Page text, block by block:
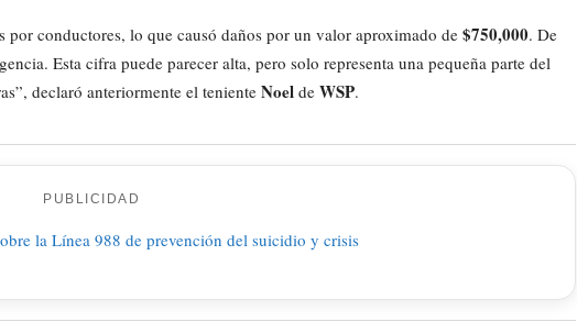
por conductores, lo que causó daños por un valor aproximado de $750,000. De
Esta cifra puede parecer alta, pero solo representa una pequeña parte del
declaró anteriormente el teniente Noel de WSP.
PUBLICIDAD